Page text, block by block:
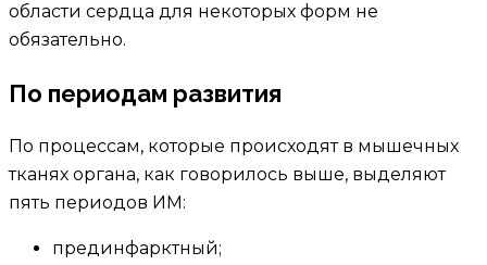
области сердца для некоторых форм не
обязательно.
По периодам развития
По процессам, которые происходят в мышечных
тканях органа, как говорилось выше, выделяют
пять периодов ИМ:
прединфарктный;